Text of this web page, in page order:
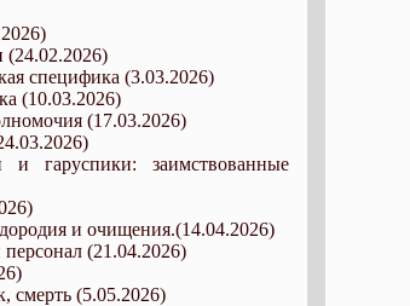
(24.02.2026)
специфика (3.03.2026)
(10.03.2026)
(17.03.2026)
и гаруспики: заимствованные
и очищения.(14.04.2026)
(21.04.2026)
смерть (5.05.2026)